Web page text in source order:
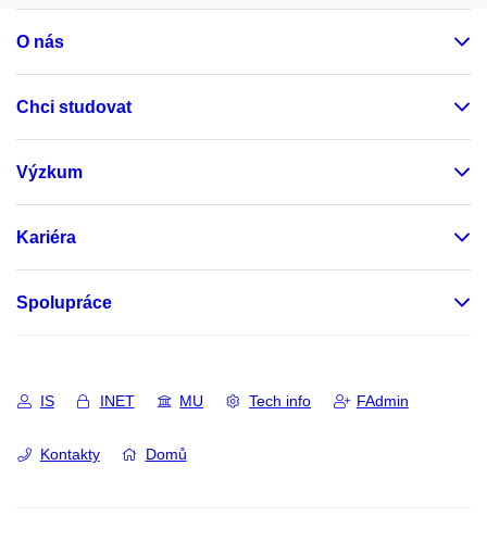
O nás
Chci studovat
Výzkum
Kariéra
Spolupráce
IS INET MU Tech info FAdmin
Kontakty Domů